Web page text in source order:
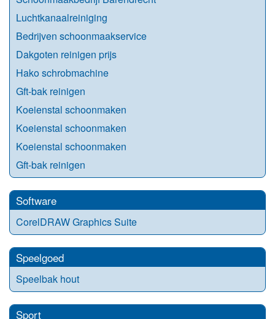
Luchtkanaalreiniging
Bedrijven schoonmaakservice
Dakgoten reinigen prijs
Hako schrobmachine
Gft-bak reinigen
Koeienstal schoonmaken
Koeienstal schoonmaken
Koeienstal schoonmaken
Gft-bak reinigen
Software
CorelDRAW Graphics Suite
Speelgoed
Speelbak hout
Sport